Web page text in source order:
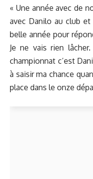
« Une année avec de
avec Danilo au club et
belle année pour
Je ne vais rien
championnat c’est
à saisir ma chance
place dans le onze